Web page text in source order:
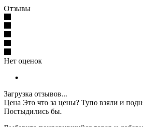
Отзывы
Нет оценок
Загрузка отзывов...
Цена Это что за цены? Тупо взяли и
Постыдились бы.